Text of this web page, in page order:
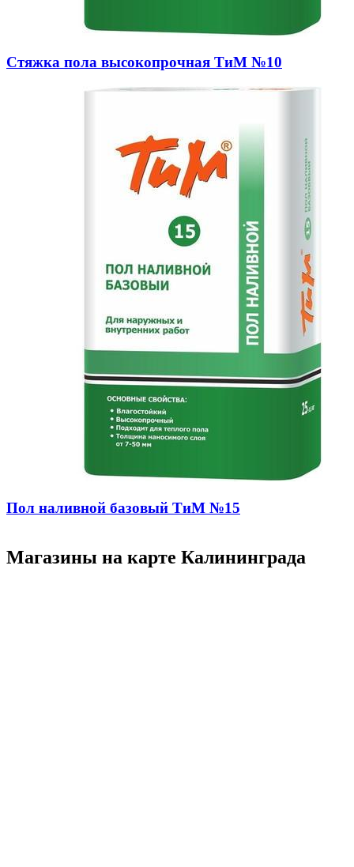
Стяжка пола высокопрочная ТиМ №10
Пол наливной базовый ТиМ №15
Магазины на карте Калининграда